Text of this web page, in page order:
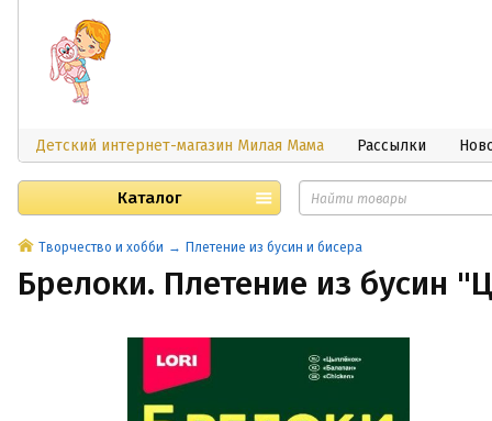
Детский интернет-магазин Милая Мама Рассылки
Каталог
Творчество и хобби Плетение из бусин и бисера
Брелоки. Плетение из бусин